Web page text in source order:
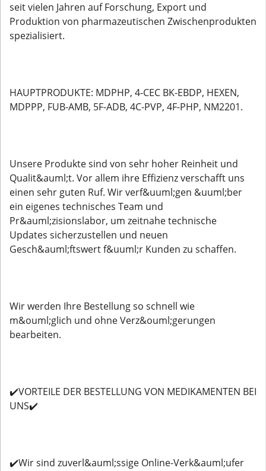
seit vielen Jahren auf Forschung, Export und
Produktion von pharmazeutischen Zwischenprodukten
spezialisiert.
HAUPTPRODUKTE: MDPHP, 4-CEC BK-EBDP, HEXEN,
MDPPP, FUB-AMB, 5F-ADB, 4C-PVP, 4F-PHP, NM2201.
Unsere Produkte sind von sehr hoher Reinheit und
Qualit&auml;t. Vor allem ihre Effizienz verschafft uns
einen sehr guten Ruf. Wir verf&uuml;gen &uuml;ber
ein eigenes technisches Team und
Pr&auml;zisionslabor, um zeitnahe technische
Updates sicherzustellen und neuen
Gesch&auml;ftswert f&uuml;r Kunden zu schaffen.
Wir werden Ihre Bestellung so schnell wie
m&ouml;glich und ohne Verz&ouml;gerungen
bearbeiten.
✔️VORTEILE DER BESTELLUNG VON MEDIKAMENTEN BEI
UNS✔️
✔️Wir sind zuverl&auml;ssige Online-Verk&auml;ufer